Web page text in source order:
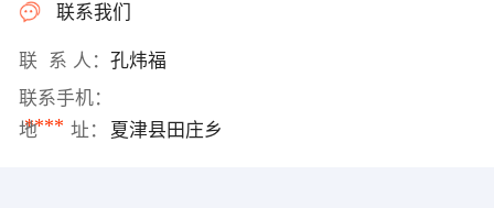
联系我们
联 系 人： 孔炜福
联系手机：
****
地 址： 夏津县田庄乡